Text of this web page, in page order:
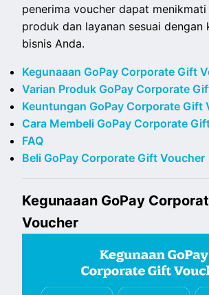
penerima voucher dapat
produk dan layanan sesuai dengan
bisnis Anda.
Kegunaaan GoPay Corporate Gift
Varian Produk GoPay Corporate
Keuntungan GoPay Corporate Gift
Cara Membeli GoPay Corporate
FAQ
Beli GoPay Corporate Gift Voucher
Kegunaaan GoPay
Voucher